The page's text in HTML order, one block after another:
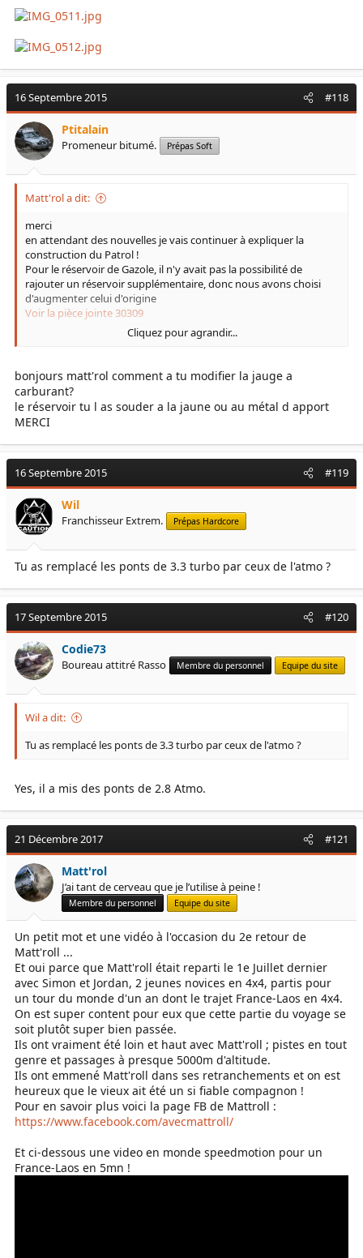
16 Septembre 2015 #118
Ptitalain
Promeneur bitumé. Prépas Soft
Matt'rol a dit:
merci
en attendant des nouvelles je vais continuer à expliquer la
construction du Patrol !
Pour le réservoir de Gazole, il n'y avait pas la possibilité de
rajouter un réservoir supplémentaire, donc nous avons choisi
d'augmenter celui d'origine
Voir la pièce jointe 30309
Voir la pièce jointe 30310
Voir la pièce jointe 30311
Voir la pièce jointe 30312
nous passons ainsi de 90L à 130L
A 12L au 100 cela fait entre 800 et 1000km d'autonomie
Cliquez pour agrandir...
bonjours matt'rol comment a tu modifier la jauge a
carburant?
le réservoir tu l as souder a la jaune ou au métal d apport
MERCI
16 Septembre 2015 #119
Wil
Franchisseur Extrem. Prépas Hardcore
Tu as remplacé les ponts de 3.3 turbo par ceux de l'atmo ?
17 Septembre 2015 #120
Codie73
Boureau attitré Rasso Membre du personnel Equipe du site
Wil a dit:
Tu as remplacé les ponts de 3.3 turbo par ceux de l'atmo ?
Yes, il a mis des ponts de 2.8 Atmo.
21 Décembre 2017 #121
Matt'rol
J’ai tant de cerveau que je l’utilise à peine !
Membre du personnel Equipe du site
Un petit mot et une vidéo à l'occasion du 2e retour de
Matt'roll ...
Et oui parce que Matt'roll était reparti le 1e Juillet dernier
avec Simon et Jordan, 2 jeunes novices en 4x4, partis pour
un tour du monde d'un an dont le trajet France-Laos en 4x4.
On est super content pour eux que cette partie du voyage se
soit plutôt super bien passée.
Ils ont vraiment été loin et haut avec Matt'roll ; pistes en tout
genre et passages à presque 5000m d'altitude.
Ils ont emmené Matt'roll dans ses retranchements et on est
heureux que le vieux ait été un si fiable compagnon !
Pour en savoir plus voici la page FB de Mattroll :
https://www.facebook.com/avecmattroll/
Et ci-dessous une video en monde speedmotion pour un
France-Laos en 5mn !